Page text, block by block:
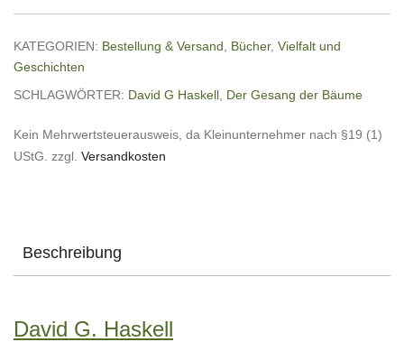
KATEGORIEN: Bestellung & Versand Bücher, Vielfalt und
Geschichten
SCHLAGWÖRTER: David G Haskell Der Gesang der Bäume
Kein Mehrwertsteuerausweis, da Kleinunternehmer nach §19 (1)
UStG. zzgl. Versandkosten
Beschreibung
David G. Haskell